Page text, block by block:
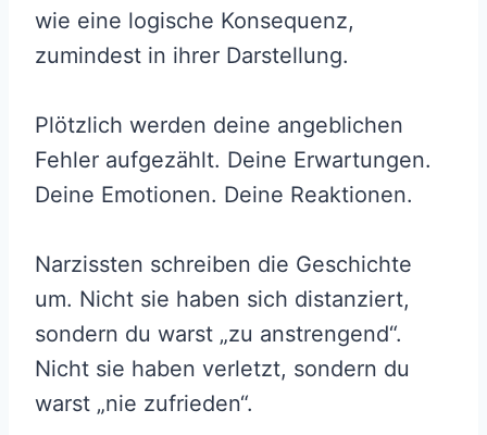
wie eine logische Konsequenz,
zumindest in ihrer Darstellung.
Plötzlich werden deine angeblichen
Fehler aufgezählt. Deine Erwartungen.
Deine Emotionen. Deine Reaktionen.
Narzissten schreiben die Geschichte
um. Nicht sie haben sich distanziert,
sondern du warst „zu anstrengend“.
Nicht sie haben verletzt, sondern du
warst „nie zufrieden“.